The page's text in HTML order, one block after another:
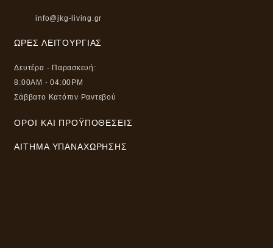
info@jkg-living.gr
ΏΡΕΣ ΛΕΙΤΟΥΡΓΊΑΣ
Δευτέρα - Παρασκευή:
8:00AM - 04:00PM
Σάββατο Κατόπιν Ραντεβού
ΌΡΟΙ ΚΑΙ ΠΡΟΫΠΟΘΈΣΕΙΣ
ΑΊΤΗΜΑ ΥΠΑΝΑΧΏΡΗΣΗΣ